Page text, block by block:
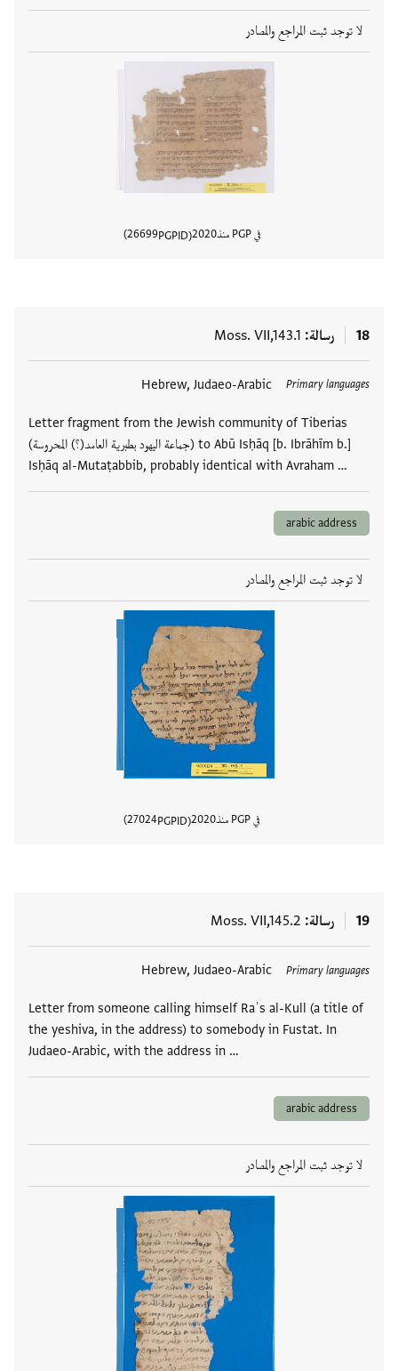
لا توجد ثبت المراجع والمصادر
في PGP منذ 2020
PGPID
26699
18 رسالة Moss. VII,143.1
Primary languages
Hebrew, Judaeo-Arabic
Letter fragment from the Jewish community of Tiberias
(جماعة اليهود بطبرية العامد(؟) المحروسة) to Abū Isḥāq [b. Ibrāhīm b.]
Isḥāq al-Mutaṭabbib, probably identical with Avraham …
العلامات
arabic address
لا توجد ثبت المراجع والمصادر
في PGP منذ 2020
PGPID
27024
19 رسالة Moss. VII,145.2
Primary languages
Hebrew, Judaeo-Arabic
Letter from someone calling himself Raʾs al-Kull (a title of
the yeshiva, in the address) to somebody in Fustat. In
Judaeo-Arabic, with the address in …
العلامات
arabic address
لا توجد ثبت المراجع والمصادر